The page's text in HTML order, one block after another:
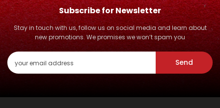
Subscribe for Newsletter
Stay in touch with us, follow us on social media and learn about
new promotions. We promises we won’t spam you
Send